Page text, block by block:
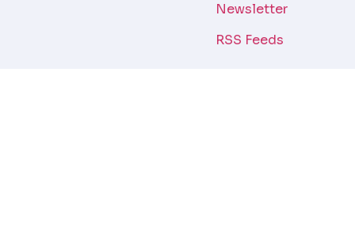
Newsletter
RSS Feeds